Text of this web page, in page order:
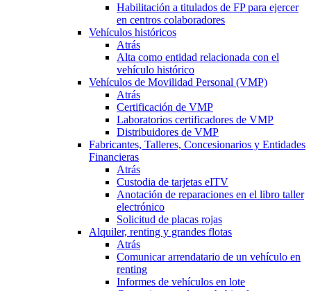
Habilitación a titulados de FP para ejercer
en centros colaboradores
Vehículos históricos
Atrás
Alta como entidad relacionada con el
vehículo histórico
Vehículos de Movilidad Personal (VMP)
Atrás
Certificación de VMP
Laboratorios certificadores de VMP
Distribuidores de VMP
Fabricantes, Talleres, Concesionarios y Entidades
Financieras
Atrás
Custodia de tarjetas eITV
Anotación de reparaciones en el libro taller
electrónico
Solicitud de placas rojas
Alquiler, renting y grandes flotas
Atrás
Comunicar arrendatario de un vehículo en
renting
Informes de vehículos en lote